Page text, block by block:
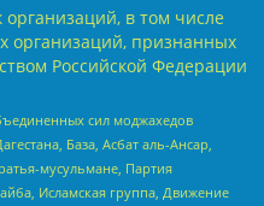
в том числе
организаций, признанных
Российской Федерации
сил моджахедов
База, Асбат аль-Ансар,
мусульмане, Партия
Исламская группа, Движение